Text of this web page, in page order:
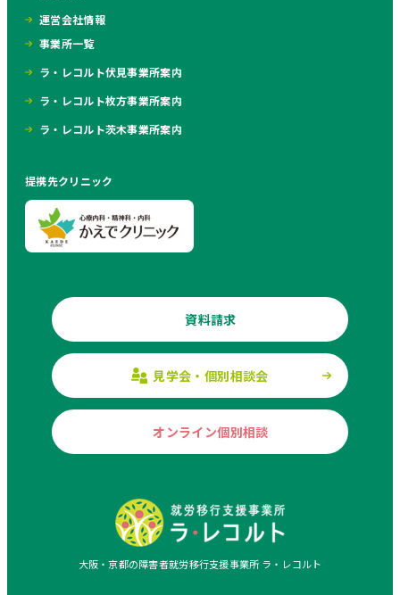
運営会社情報
事業所一覧
ラ・レコルト伏見事業所案内
ラ・レコルト枚方事業所案内
ラ・レコルト茨木事業所案内
提携先クリニック
資料請求
見学会・個別相談会
オンライン個別相談
大阪・京都の障害者就労移行支援事業所 ラ・レコルト